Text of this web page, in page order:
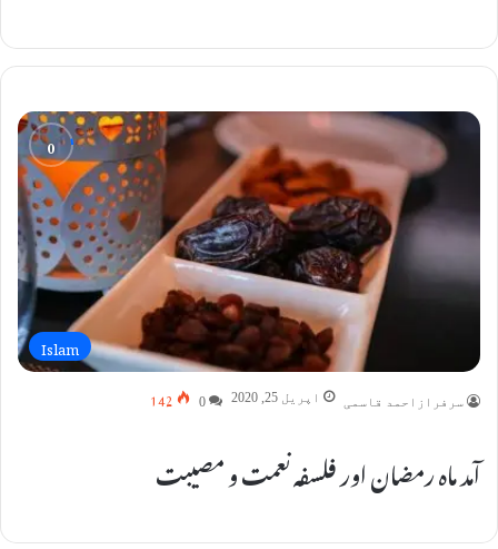
Islam
سرفرازاحمد قاسمی اپریل 25, 2020 0
142
آمد ماہ رمضان اور فلسفہ نعمت و مصیبت